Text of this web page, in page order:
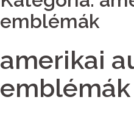
emblémák
amerikai
emblémák